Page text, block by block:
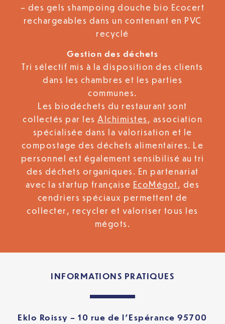
– des gels shampoing douche bio Ecocert
rechargeables dans un contenant en PVC
recyclé
Gestion des déchets
Tri sélectif mis à la disposition des clients
dans les chambres et les parties
communes.
Les biodéchets du restaurant sont
collectés par les Alchimistes, association
spécialisée dans la valorisation et le
compostage des déchets alimentaires. Le
personnel est également sensibilisé au tri
des déchets organiques. En partenariat
avec la startup française EcoMégot, des
cendriers spéciaux permettent de
collecter, recycler et valoriser tous les
mégots.
INFORMATIONS PRATIQUES
Eklo Roissy – 10 rue de l’Espérance 95700